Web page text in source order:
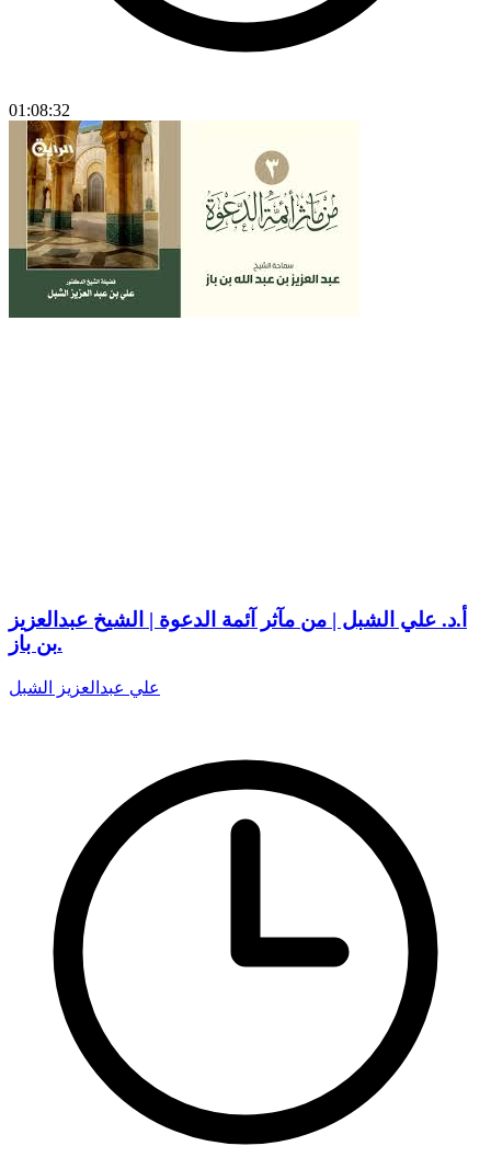
01:08:32
أ.د. علي الشبل | من مآثر آئمة الدعوة | الشيخ عبدالعزيز
بن باز.
علي عبدالعزيز الشبل